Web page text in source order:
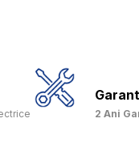
2 Ani